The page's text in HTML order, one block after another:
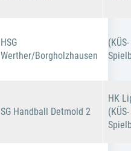
HSG
Werther/Borgholzhausen
(KÜS-
SG Handball Detmold 2
HK
(KÜS-